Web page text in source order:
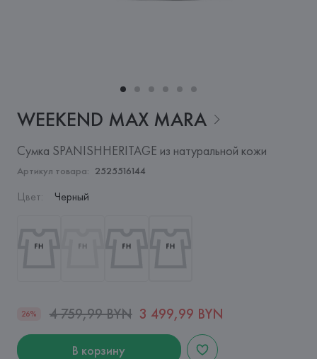
WEEKEND MAX MARA
Сумка SPANISHHERITAGE из натуральной кожи
Артикул товара: 2525516144
Цвет: Черный
26% 4 759,99 BYN 3 499,99 BYN
В корзину